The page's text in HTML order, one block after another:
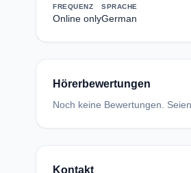
FREQUENZ
Online only
SPRACHE
German
Hörerbewertungen
Noch keine Bewertungen.
Kontakt